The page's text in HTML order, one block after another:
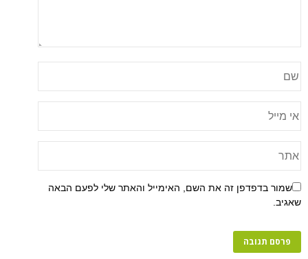
שמור בדפדפן זה את השם, האימייל והאתר שלי לפעם הבאה
שאגיב.